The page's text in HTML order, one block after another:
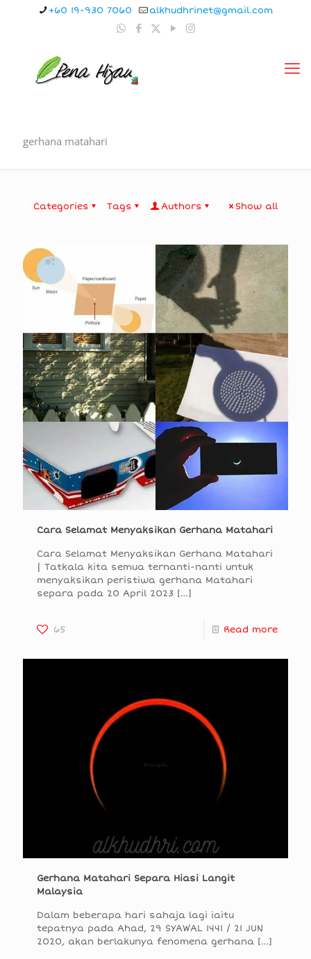
+60 19-930 7060 alkhudhrinet@gmail.com
gerhana matahari
Categories Tags Authors Show all
Cara Selamat Menyaksikan Gerhana Matahari
Cara Selamat Menyaksikan Gerhana Matahari
| Tatkala kita semua ternanti-nanti untuk
menyaksikan peristiwa gerhana Matahari
separa pada 20 April 2023 […]
65 Read more
Gerhana Matahari Separa Hiasi Langit
Malaysia
Dalam beberapa hari sahaja lagi iaitu
tepatnya pada Ahad, 29 SYAWAL 1441 / 21 JUN
2020, akan berlakunya fenomena gerhana […]